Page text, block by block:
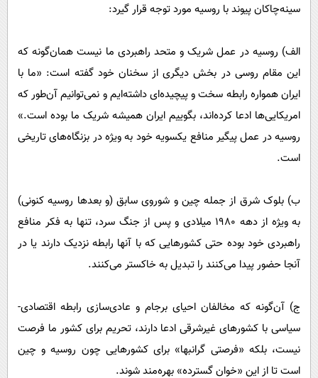
سینه‌چاکان پیوند با روسیه مورد توجه قرار گیرد:
الف) روسیه در عمل شریک و متحد راهبردی ما نیست همان‌گونه که
این مقام روسی در بخش دیگری از سخنان خود گفته است: «ما با
ایران همواره رابطه سخت و پیچیده‌ای داشته‌ایم و نمی‌توانیم آن‌طور که
امریکایی‌ها ادعا کرده‌اند، بگوییم ایران همیشه شریک ما بوده است.»
روسیه در عمل پیگیر منافع یکسویه خود به ویژه در بزنگاه‌های تاریخی
است.
ب) بلوک شرق از جمله چین و شوروی سابق (و بعدها روسیه کنونی)
به ویژه از دهه 1980 میلادی و پس از جنگ سرد، تنها به فکر منافع
راهبردی خود بوده حتی کشورهایی که با آنها رابطه نزدیک دارند یا در
آنجا حضور پیدا می‌کنند را تبدیل به خاکستر می‌کنند.
ج) آن‌گونه که مخالفان احیای برجام و عادی‌سازی رابطه اقتصادی-
سیاسی با کشورهای غیرشرقی‌ ادعا دارند، تحریم برای کشور ما فرصت
نیست، بلکه «فرصتی گرانبها» برای کشورهایی چون روسیه و چین
است تا از این «خوان گسترده» بهره‌مند شوند.